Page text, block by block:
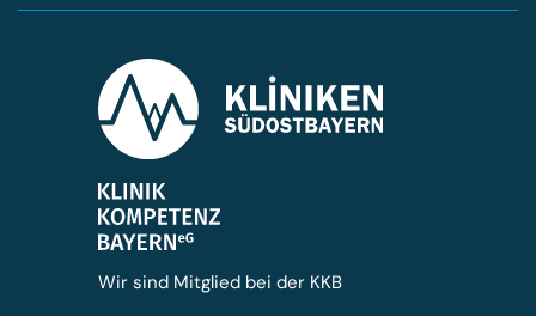
Wir sind Mitglied bei der KKB